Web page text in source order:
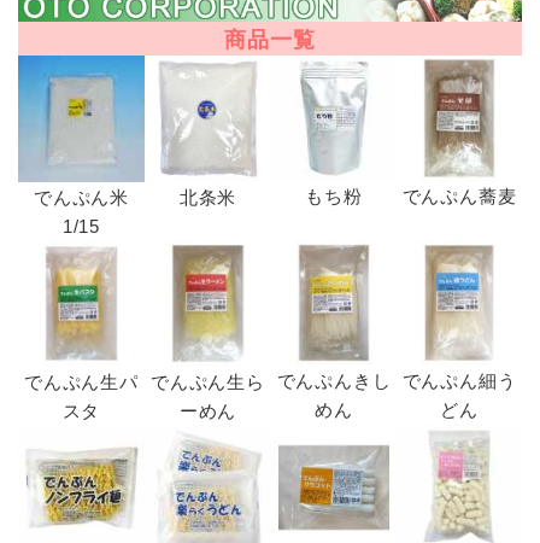
商品一覧
でんぷん米
1/15
北条米 もち粉 でんぷん蕎麦
でんぷん生パ
スタ
でんぷん生ら
ーめん
でんぷんきし
めん
でんぷん細う
どん